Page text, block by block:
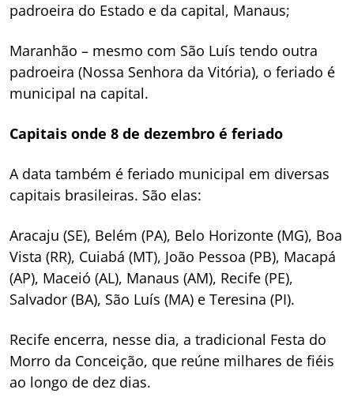
padroeira do Estado e da capital, Manaus;
Maranhão – mesmo com São Luís tendo outra
padroeira (Nossa Senhora da Vitória), o feriado é
municipal na capital.
Capitais onde 8 de dezembro é feriado
A data também é feriado municipal em diversas
capitais brasileiras. São elas:
Aracaju (SE), Belém (PA), Belo Horizonte (MG), Boa
Vista (RR), Cuiabá (MT), João Pessoa (PB), Macapá
(AP), Maceió (AL), Manaus (AM), Recife (PE),
Salvador (BA), São Luís (MA) e Teresina (PI).
Recife encerra, nesse dia, a tradicional Festa do
Morro da Conceição, que reúne milhares de fiéis
ao longo de dez dias.